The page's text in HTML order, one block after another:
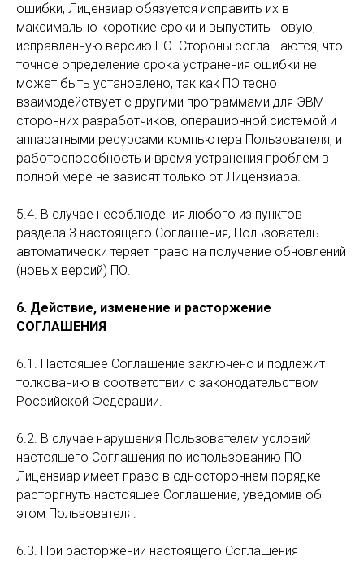
ошибки, Лицензиар обязуется исправить их в
максимально короткие сроки и выпустить новую,
исправленную версию ПО. Стороны соглашаются, что
точное определение срока устранения ошибки не
может быть установлено, так как ПО тесно
взаимодействует с другими программами для ЭВМ
сторонних разработчиков, операционной системой и
аппаратными ресурсами компьютера Пользователя, и
работоспособность и время устранения проблем в
полной мере не зависят только от Лицензиара.
5.4. В случае несоблюдения любого из пунктов
раздела 3 настоящего Соглашения, Пользователь
автоматически теряет право на получение обновлений
(новых версий) ПО.
6. Действие, изменение и расторжение
СОГЛАШЕНИЯ
6.1. Настоящее Соглашение заключено и подлежит
толкованию в соответствии с законодательством
Российской Федерации.
6.2. В случае нарушения Пользователем условий
настоящего Соглашения по использованию ПО
Лицензиар имеет право в одностороннем порядке
расторгнуть настоящее Соглашение, уведомив об
этом Пользователя.
6.3. При расторжении настоящего Соглашения